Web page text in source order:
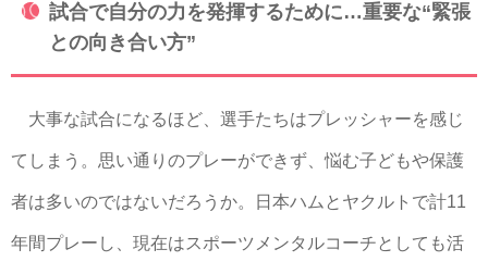
試合で自分の力を発揮するために…重要な“緊張
との向き合い方”
大事な試合になるほど、選手たちはプレッシャーを感じ
てしまう。思い通りのプレーができず、悩む子どもや保護
者は多いのではないだろうか。日本ハムとヤクルトで計11
年間プレーし、現在はスポーツメンタルコーチとしても活